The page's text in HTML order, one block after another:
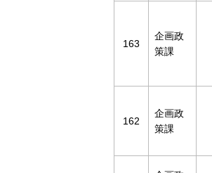
163
企画政
策課
162
企画政
策課